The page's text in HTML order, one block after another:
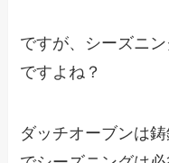
ですが、シーズニ
ですよね？
ダッチオーブンは